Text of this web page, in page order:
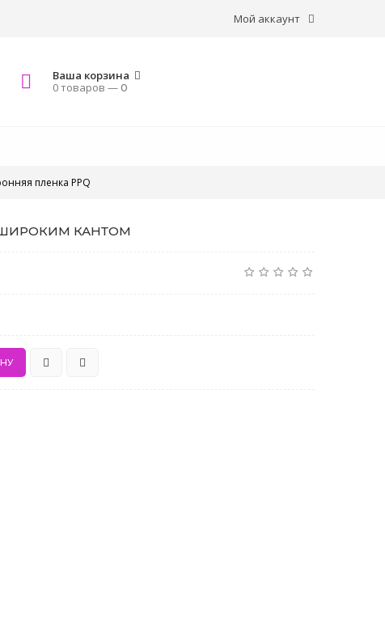
Мой аккаунт
Ваша корзина
0 товаров —0
пленка PPQ
КАНТОМ